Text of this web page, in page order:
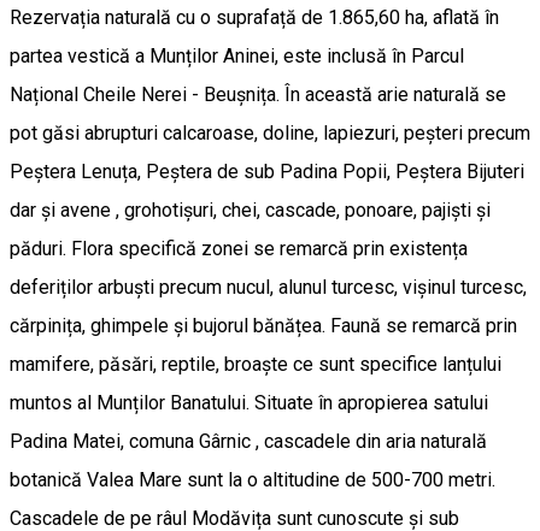
Rezervația naturală cu o suprafață de 1.865,60 ha, aflată în
partea vestică a Munților Aninei, este inclusă în Parcul
Național Cheile Nerei - Beușnița. În această arie naturală se
pot găsi abrupturi calcaroase, doline, lapiezuri, peșteri precum
Peștera Lenuța, Peștera de sub Padina Popii, Peștera Bijuteri
dar și avene , grohotișuri, chei, cascade, ponoare, pajiști și
păduri. Flora specifică zonei se remarcă prin existența
deferiților arbuști precum nucul, alunul turcesc, vișinul turcesc,
cărpinița, ghimpele și bujorul bănățea. Faună se remarcă prin
mamifere, păsări, reptile, broaște ce sunt specifice lanțului
muntos al Munților Banatului. Situate în apropierea satului
Padina Matei, comuna Gârnic , cascadele din aria naturală
botanică Valea Mare sunt la o altitudine de 500-700 metri.
Cascadele de pe râul Modăvița sunt cunoscute și sub